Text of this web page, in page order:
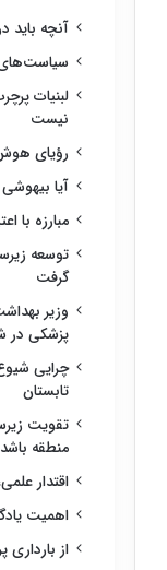
آنچه باید
سیاست‌های
لبنیات
نیست
رؤیای
آیا
مبارزه با
گرفت
وزیر
پزشکی در
چرایی
تابستان
تقویت
منطقه باشد
اقتدار
اهمیت
از بارداری